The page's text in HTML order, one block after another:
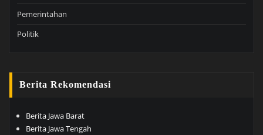
Pemerintahan
Politik
Berita Rekomendasi
Berita Jawa Barat
Berita Jawa Tengah